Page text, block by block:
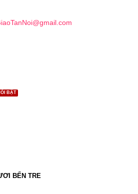
BẾN TRE